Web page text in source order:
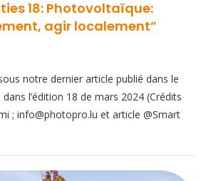
18: Photovoltaïque:
agir localement”
notre dernier article publié dans le
l’édition 18 de mars 2024 (Crédits
; info@photopro.lu et article @Smart